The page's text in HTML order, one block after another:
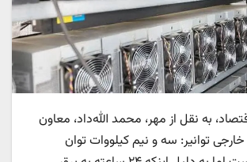
به نقل از مهر، محمد الله‌داد، معاون
توانیر: سه و نیم کیلووات توان